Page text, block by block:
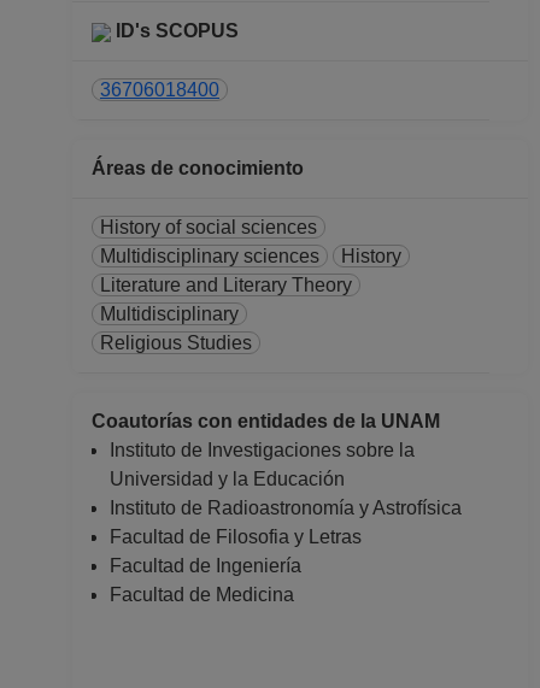
ID's SCOPUS
36706018400
Áreas de conocimiento
History of social sciences
Multidisciplinary sciences
History
Literature and Literary Theory
Multidisciplinary
Religious Studies
Coautorías con entidades de la UNAM
Instituto de Investigaciones sobre la
Universidad y la Educación
Instituto de Radioastronomía y Astrofísica
Facultad de Filosofia y Letras
Facultad de Ingeniería
Facultad de Medicina